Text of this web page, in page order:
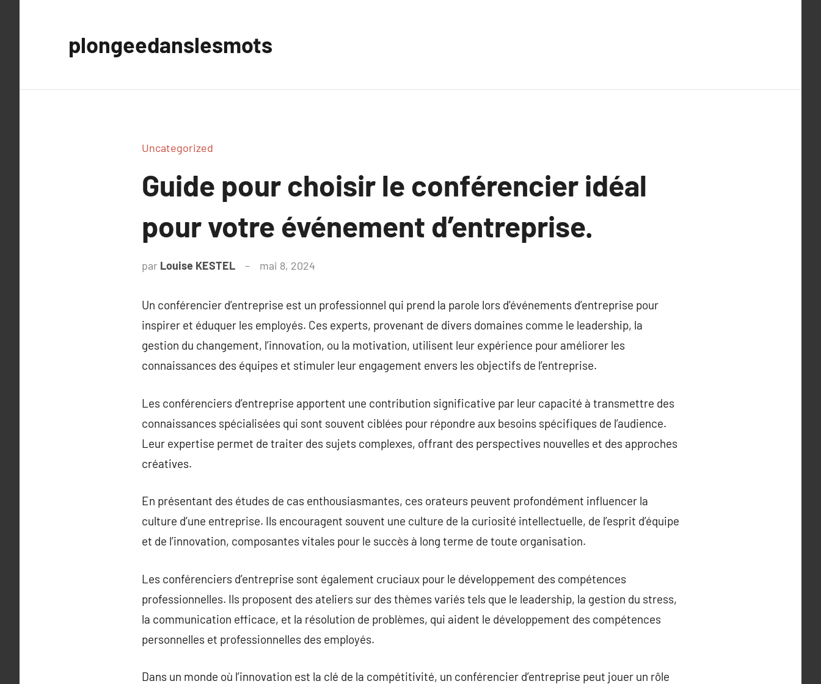
plongeedanslesmots
Uncategorized
Guide pour choisir le conférencier idéal
pour votre événement d’entreprise.
par Louise KESTEL mai 8, 2024
Un conférencier d’entreprise est un professionnel qui prend la parole lors d’événements d’entreprise pour
inspirer et éduquer les employés. Ces experts, provenant de divers domaines comme le leadership, la
gestion du changement, l’innovation, ou la motivation, utilisent leur expérience pour améliorer les
connaissances des équipes et stimuler leur engagement envers les objectifs de l’entreprise.
Les conférenciers d’entreprise apportent une contribution significative par leur capacité à transmettre des
connaissances spécialisées qui sont souvent ciblées pour répondre aux besoins spécifiques de l’audience.
Leur expertise permet de traiter des sujets complexes, offrant des perspectives nouvelles et des approches
créatives.
En présentant des études de cas enthousiasmantes, ces orateurs peuvent profondément influencer la
culture d’une entreprise. Ils encouragent souvent une culture de la curiosité intellectuelle, de l’esprit d’équipe
et de l’innovation, composantes vitales pour le succès à long terme de toute organisation.
Les conférenciers d’entreprise sont également cruciaux pour le développement des compétences
professionnelles. Ils proposent des ateliers sur des thèmes variés tels que le leadership, la gestion du stress,
la communication efficace, et la résolution de problèmes, qui aident le développement des compétences
personnelles et professionnelles des employés.
Dans un monde où l’innovation est la clé de la compétitivité, un conférencier d’entreprise peut jouer un rôle